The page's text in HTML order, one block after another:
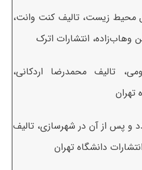
محیط زیست، تالیف کنت وانت،
وهاب‌زاده، انتشارات اترک
تالیف محمدرضا اردکانی،
تهران
و پس از آن در شهرسازی، تالیف
دانشگاه تهران